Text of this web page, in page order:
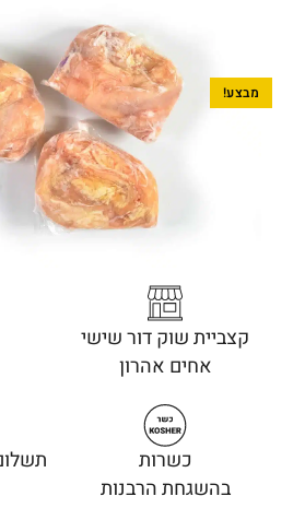
מבצע!
קצביית שוק דור שישי
אחים אהרון
כשרות
בהשגחת הרבנות